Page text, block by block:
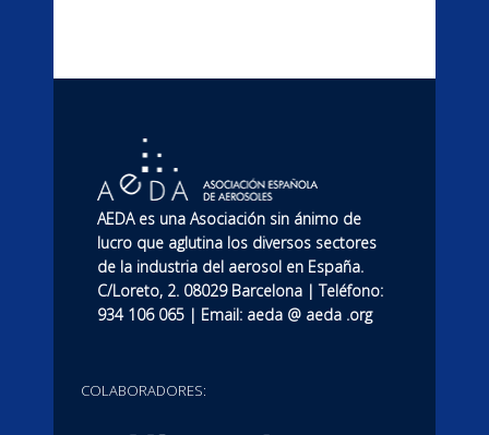
AEDA es una Asociación sin ánimo de
lucro que aglutina los diversos sectores
de la industria del aerosol en España.
C/Loreto, 2. 08029 Barcelona | Teléfono:
934 106 065 | Email: aeda @ aeda .org
COLABORADORES: